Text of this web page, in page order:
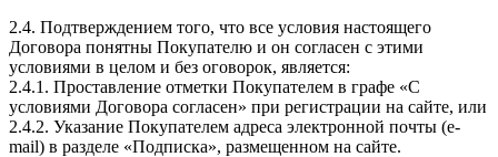
2.4. Подтверждением того, что все условия настоящего
Договора понятны Покупателю и он согласен с этими
условиями в целом и без оговорок, является:
2.4.1. Проставление отметки Покупателем в графе «С
условиями Договора согласен» при регистрации на сайте, или
2.4.2. Указание Покупателем адреса электронной почты (e-
mail) в разделе «Подписка», размещенном на сайте.